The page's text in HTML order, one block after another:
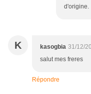
d'origine.
K kasogbia 31/12/
salut mes freres
Répondre